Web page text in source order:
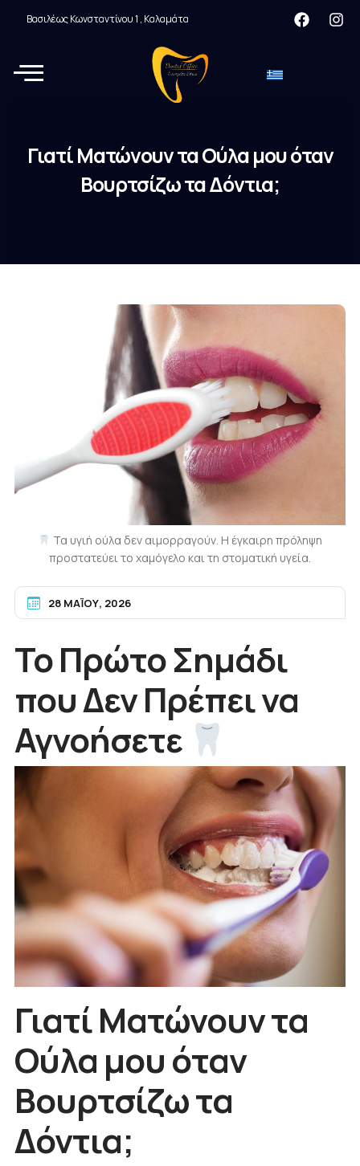
Βασιλέως Κωνσταντίνου 1 , Καλαμάτα
Γιατί Ματώνουν τα Ούλα μου όταν
Βουρτσίζω τα Δόντια;
Τα υγιή ούλα δεν αιμορραγούν. Η έγκαιρη πρόληψη
προστατεύει το χαμόγελο και τη στοματική υγεία.
28 ΜΑΪ́ΟΥ, 2026
Το Πρώτο Σημάδι
που Δεν Πρέπει να
Αγνοήσετε
Γιατί Ματώνουν τα
Ούλα μου όταν
Βουρτσίζω τα
Δόντια;